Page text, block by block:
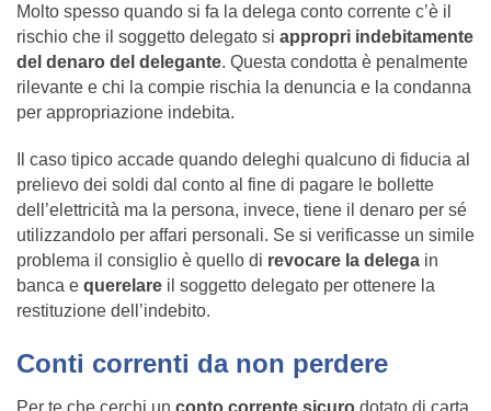
Molto spesso quando si fa la delega conto corrente c’è il
rischio che il soggetto delegato si appropri indebitamente
del denaro del delegante. Questa condotta è penalmente
rilevante e chi la compie rischia la denuncia e la condanna
per appropriazione indebita.
Il caso tipico accade quando deleghi qualcuno di fiducia al
prelievo dei soldi dal conto al fine di pagare le bollette
dell’elettricità ma la persona, invece, tiene il denaro per sé
utilizzandolo per affari personali. Se si verificasse un simile
problema il consiglio è quello di revocare la delega in
banca e querelare il soggetto delegato per ottenere la
restituzione dell’indebito.
Conti correnti da non perdere
Per te che cerchi un conto corrente sicuro dotato di carta